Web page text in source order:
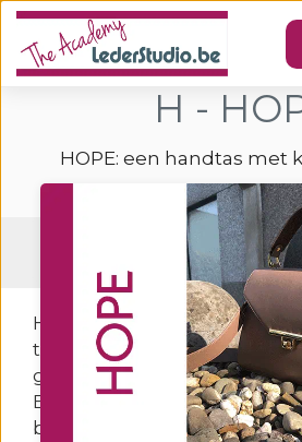
H -
HOPE: een handtas met
HOPE: een handtas met
tas sluit met een flap. Kan
gedragen worden met het
Een lange schouderriem
bevestigd met musketons